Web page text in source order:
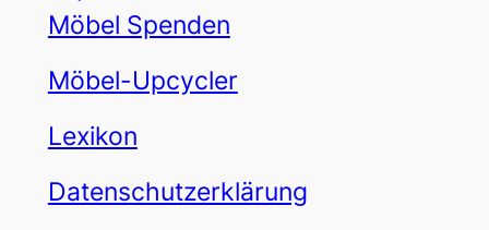
Möbel Spenden
Möbel-Upcycler
Lexikon
Datenschutzerklärung